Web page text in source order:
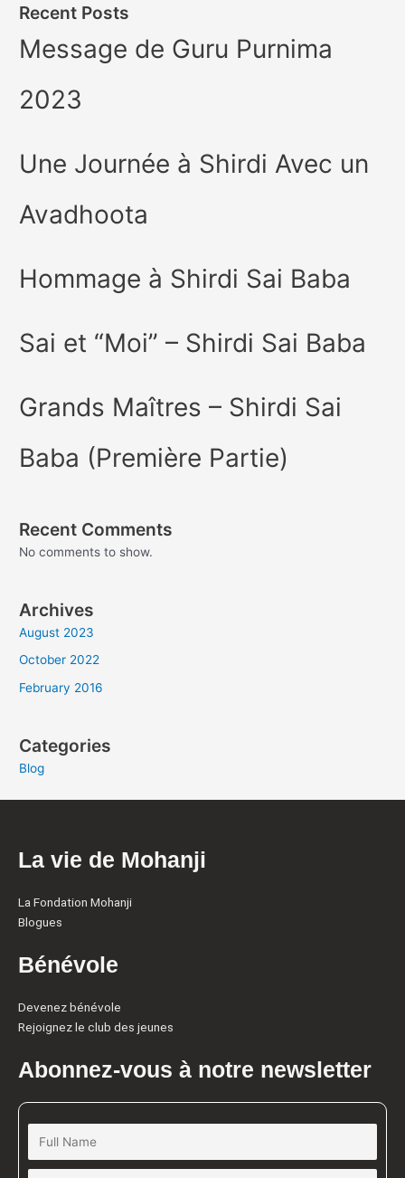
Recent Posts
Message de Guru Purnima
2023
Une Journée à Shirdi Avec un
Avadhoota
Hommage à Shirdi Sai Baba
Sai et “Moi” – Shirdi Sai Baba
Grands Maîtres – Shirdi Sai
Baba (Première Partie)
Recent Comments
No comments to show.
Archives
August 2023
October 2022
February 2016
Categories
Blog
La vie de Mohanji
La Fondation Mohanji
Blogues
Bénévole
Devenez bénévole
Rejoignez le club des jeunes
Abonnez-vous à notre newsletter